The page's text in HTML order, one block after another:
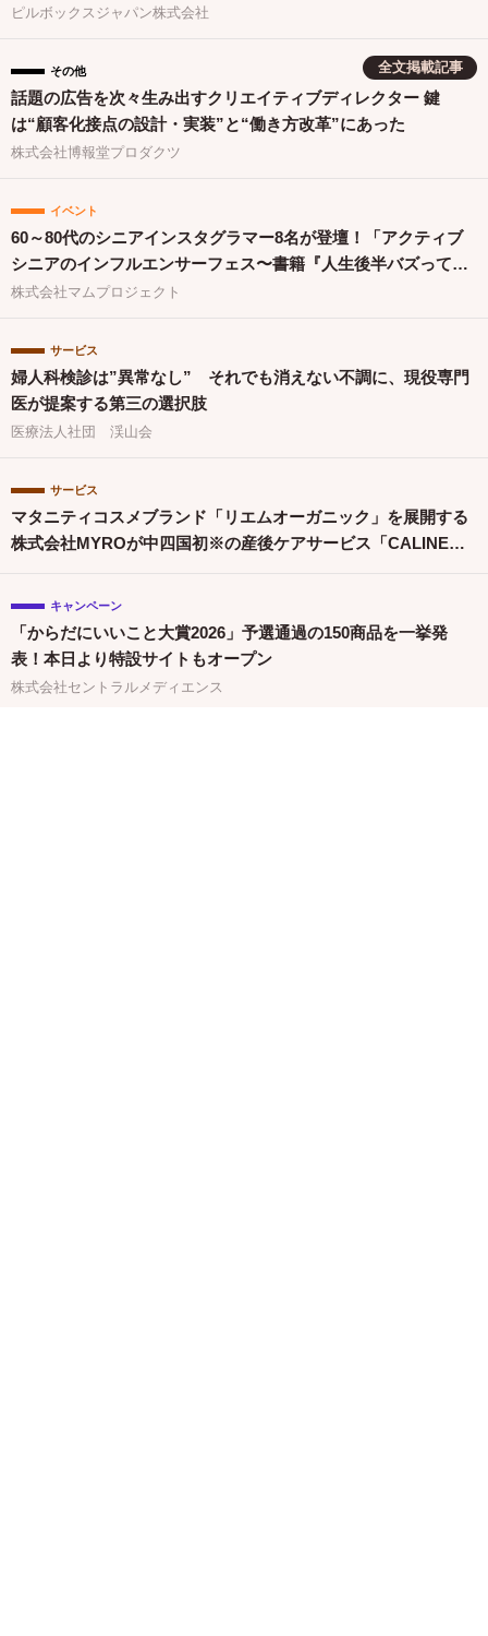
ピルボックスジャパン株式会社
全文掲載記事
その他
話題の広告を次々生み出すクリエイティブディレクター 鍵
は“顧客化接点の設計・実装”と“働き方改革”にあった
株式会社博報堂プロダクツ
イベント
60～80代のシニアインスタグラマー8名が登壇！「アクティブ
シニアのインフルエンサーフェス〜書籍『人生後半バズってま
す！』出版祝〜」を開催
株式会社マムプロジェクト
サービス
婦人科検診は”異常なし” それでも消えない不調に、現役専門
医が提案する第三の選択肢
医療法人社団 渓山会
サービス
マタニティコスメブランド「リエムオーガニック」を展開する
株式会社MYROが中四国初※の産後ケアサービス「CALINE」
キャンペーン
「からだにいいこと大賞2026」予選通過の150商品を一挙発
表！本日より特設サイトもオープン
株式会社セントラルメディエンス